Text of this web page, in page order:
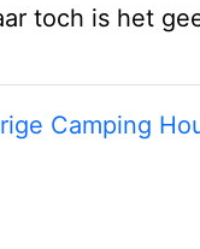
toch is het